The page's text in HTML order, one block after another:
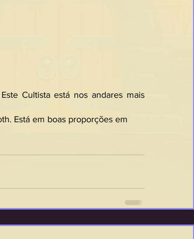
Cultista está nos andares mais
Está em boas proporções em